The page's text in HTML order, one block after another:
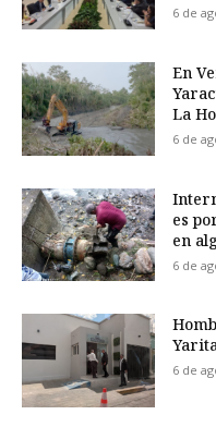
6 de
En
La
6 de
es
en
6 de
6 de